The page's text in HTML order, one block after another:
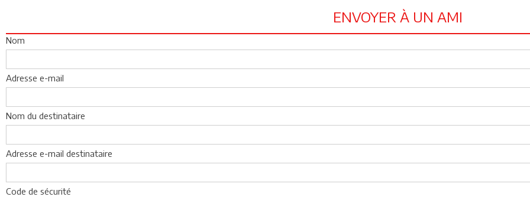
ENVOYER À UN AMI
Nom
Adresse e-mail
Nom du destinataire
Adresse e-mail destinataire
Code de sécurité